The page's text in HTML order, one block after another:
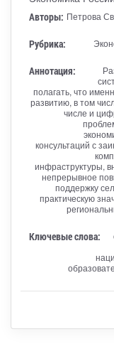
Авторы: Петрова
Рубрика:
Аннотация:
полагать, что
развитию, в том
числе и
консультаций с
инфраструктуры,
непрерывное
поддержку
практическую
Ключевые слова: